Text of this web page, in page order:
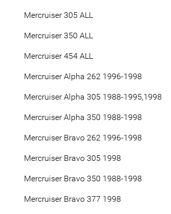
Mercruiser 305 ALL
Mercruiser 350 ALL
Mercruiser 454 ALL
Mercruiser Alpha 262 1996-1998
Mercruiser Alpha 305 1988-1995,1998
Mercruiser Alpha 350 1988-1998
Mercruiser Bravo 262 1996-1998
Mercruiser Bravo 305 1998
Mercruiser Bravo 350 1988-1998
Mercruiser Bravo 377 1998